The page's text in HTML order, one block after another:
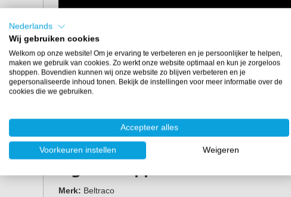
Merk: Beltraco
Nederlands
Wij gebruiken cookies
Welkom op onze website! Om je ervaring te verbeteren en je persoonlijker te helpen,
maken we gebruik van cookies. Zo werkt onze website optimaal en kun je zorgeloos
shoppen. Bovendien kunnen wij onze website zo blijven verbeteren en je
gepersonaliseerde inhoud tonen. Bekijk de instellingen voor meer informatie over de
cookies die we gebruiken.
Accepteer alles
Voorkeuren instellen Weigeren